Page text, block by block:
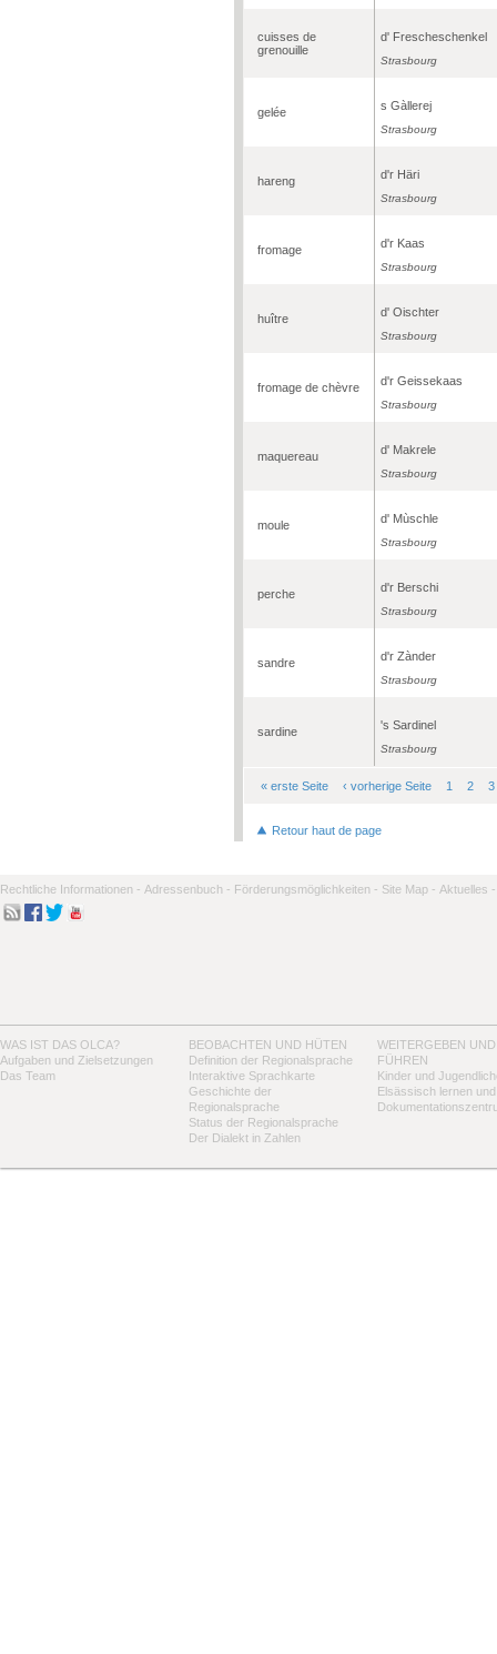
cuisses de
grenouille
d' Frescheschenkel
Strasbourg
gelée s Gàllerej
Strasbourg
hareng d'r Häri
Strasbourg
fromage d'r Kaas
Strasbourg
huître d' Oischter
Strasbourg
fromage de chèvre d'r Geissekaas
Strasbourg
maquereau d' Makrele
Strasbourg
moule d' Mùschle
Strasbourg
perche d'r Berschi
Strasbourg
sandre d'r Zànder
Strasbourg
sardine 's Sardinel
Strasbourg
Seiten
« erste Seite ‹ vorherige Seite 1 2 3
Retour haut de page
Rechtliche Informationen - Adressenbuch - Förderungsmöglichkeiten - Site Map - Aktuelles -
WAS IST DAS OLCA?
Aufgaben und Zielsetzungen
Das Team
BEOBACHTEN UND HÜTEN
Definition der Regionalsprache
Interaktive Sprachkarte
Geschichte der
Regionalsprache
Status der Regionalsprache
Der Dialekt in Zahlen
WEITERGEBEN UND
FÜHREN
Kinder und
Elsässisch lernen